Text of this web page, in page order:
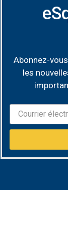
Abonnez-
les